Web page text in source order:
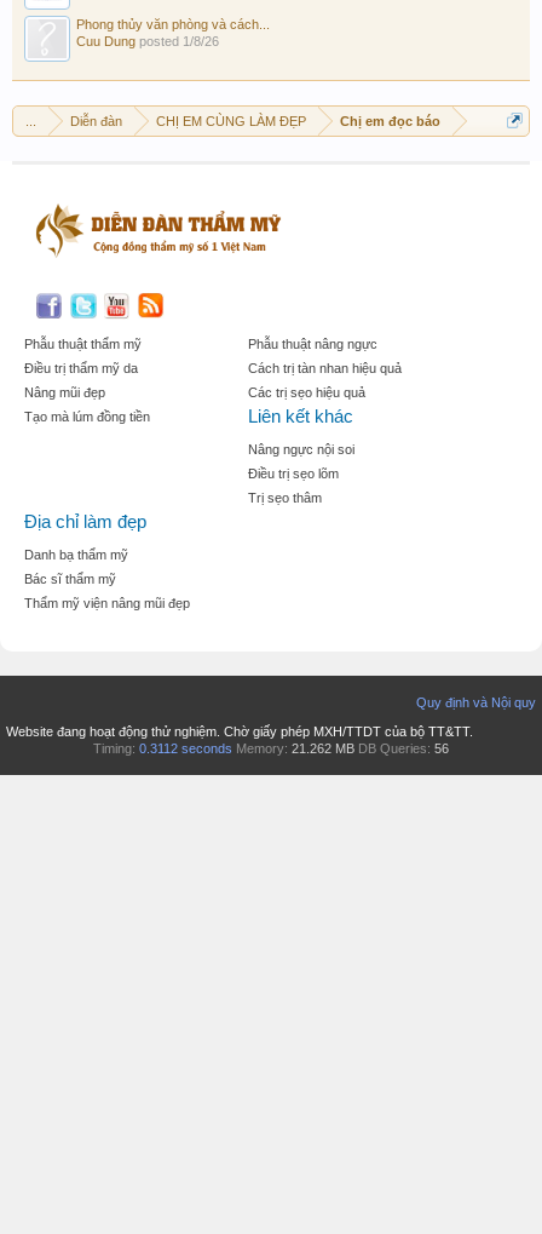
Phong thủy văn phòng và cách...
Cuu Dung posted 1/8/26
Diễn đàn CHỊ EM CÙNG LÀM ĐẸP Chị em đọc báo
Phẫu thuật thẩm mỹ
Điều trị thẩm mỹ da
Nâng mũi đẹp
Tạo mà lúm đồng tiền
Phẫu thuật nâng ngực
Cách trị tàn nhan hiệu quả
Các trị sẹo hiệu quả
Liên kết khác
Nâng ngực nội soi
Điều trị sẹo lõm
Trị sẹo thâm
Địa chỉ làm đẹp
Danh bạ thẩm mỹ
Bác sĩ thẩm mỹ
Thẩm mỹ viện nâng mũi đẹp
Quy định và Nội quy
Website đang hoạt động thử nghiệm. Chờ giấy phép MXH/TTDT của bộ TT&TT.
Timing: 0.3112 seconds Memory: 21.262 MB DB Queries: 56